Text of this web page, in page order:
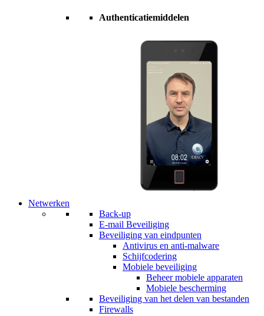
Authenticatiemiddelen
Netwerken
Back-up
E-mail Beveiliging
Beveiliging van eindpunten
Antivirus en anti-malware
Schijfcodering
Mobiele beveiliging
Beheer mobiele apparaten
Mobiele bescherming
Beveiliging van het delen van bestanden
Firewalls